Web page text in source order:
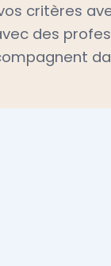
critères
des